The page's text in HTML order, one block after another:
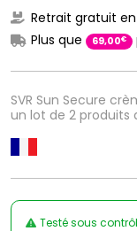
SVR Sun Secure
un lot de 2 produits
Retrait gratuit
Plus que
69,00€
Testé sous